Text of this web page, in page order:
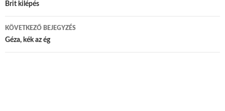
Bejegyzés navigáció
Brit kilépés
KÖVETKEZŐ BEJEGYZÉS
Géza, kék az ég